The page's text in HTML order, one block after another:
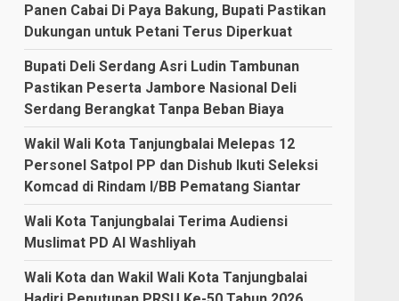
Panen Cabai Di Paya Bakung, Bupati Pastikan
Dukungan untuk Petani Terus Diperkuat
Bupati Deli Serdang Asri Ludin Tambunan
Pastikan Peserta Jambore Nasional Deli
Serdang Berangkat Tanpa Beban Biaya
Wakil Wali Kota Tanjungbalai Melepas 12
Personel Satpol PP dan Dishub Ikuti Seleksi
Komcad di Rindam I/BB Pematang Siantar
Wali Kota Tanjungbalai Terima Audiensi
Muslimat PD Al Washliyah
Wali Kota dan Wakil Wali Kota Tanjungbalai